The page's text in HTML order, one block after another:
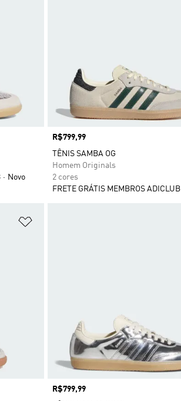
Novo
Preço
R$799,99
TÊNIS SAMBA OG
Homem Originals
2 cores
FRETE GRÁTIS MEMBROS ADICLUB
Preço
R$799,99